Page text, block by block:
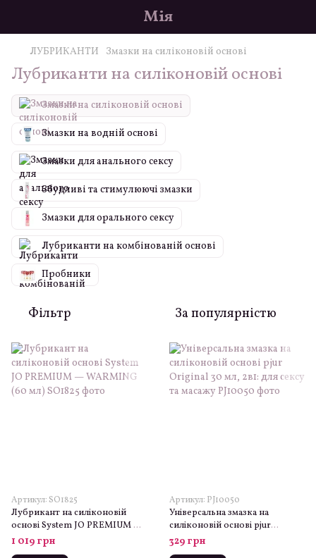
Мія
ЛУБРИКАНТИ Змазки на силіконовій основі
Лубриканти на силіконовій основі
Змазки на силіконовій основі
Змазки на водній основі
Змазки для анального сексу
Збудливі та стимулюючі змазки
Змазки для орального сексу
Лубриканти на комбінованій основі
Пробники
Фільтр За популярністю
Артикул: SO1825
Лубрикант на силіконовій
основі System JO PREMIUM —
WARMING (60 мл)
1 019 грн
Артикул: PJ10050
Універсальна змазка на
силіконовій основі pjur
Original 30 мл, 2в1: для сексу та
масажу
329 грн